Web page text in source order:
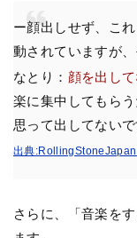
ー顔出しせず、こ
動されていますが
なとり： 顔を出し
楽に集中してもら
思って出してないで
出典
さらに、「音楽を